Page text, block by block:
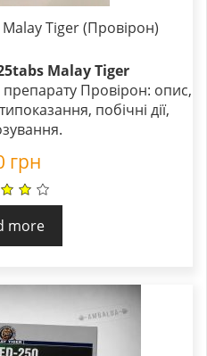
Tiger (Провірон)
Malay Tiger
препарату Провірон: опис,
побічні дії,
грн
more